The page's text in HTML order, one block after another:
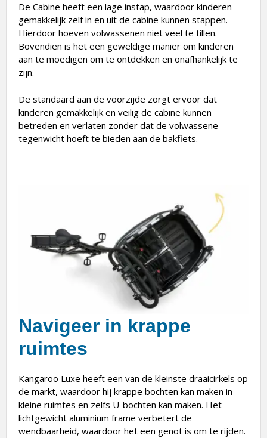
De Cabine heeft een lage instap, waardoor kinderen
gemakkelijk zelf in en uit de cabine kunnen stappen.
Hierdoor hoeven volwassenen niet veel te tillen.
Bovendien is het een geweldige manier om kinderen
aan te moedigen om te ontdekken en onafhankelijk te
zijn.
De standaard aan de voorzijde zorgt ervoor dat
kinderen gemakkelijk en veilig de cabine kunnen
betreden en verlaten zonder dat de volwassene
tegenwicht hoeft te bieden aan de bakfiets.
Navigeer in krappe
ruimtes
Kangaroo Luxe heeft een van de kleinste draaicirkels op
de markt, waardoor hij krappe bochten kan maken in
kleine ruimtes en zelfs U-bochten kan maken. Het
lichtgewicht aluminium frame verbetert de
wendbaarheid, waardoor het een genot is om te rijden.